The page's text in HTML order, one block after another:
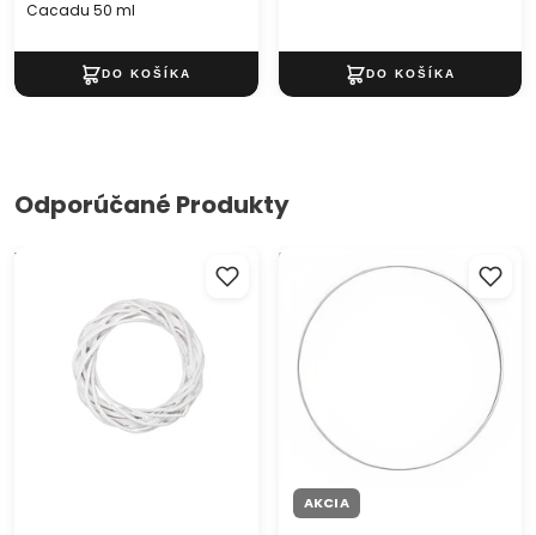
Cacadu 50 ml
Odporúčané Produkty
Veniec z prútia biely
Biely kovový kruh na
dotvorenie 1 ks
AKCIA